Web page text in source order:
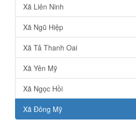
Xã Liên Ninh
Xã Ngũ Hiệp
Xã Tả Thanh Oai
Xã Yên Mỹ
Xã Ngọc Hồi
Xã Đông Mỹ